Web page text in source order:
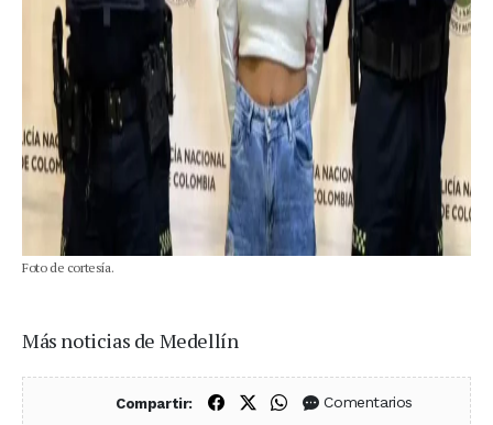
Foto de cortesía.
Más noticias de Medellín
Compartir: Compartir en Facebook
Compartir en X (Twitter)
Compartir en WhatsApp
Comentarios